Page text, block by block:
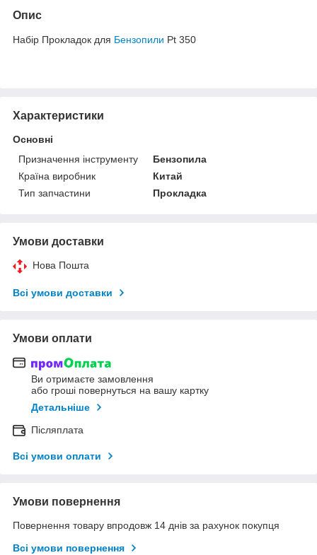
Опис
Набір Прокладок для Бензопили Pt 350
Характеристики
Основні
Призначення інструменту
Бензопила
Країна виробник
Китай
Тип запчастини
Прокладка
Умови доставки
Нова Пошта
Всі умови доставки
Умови оплати
Ви отримаєте замовлення
або гроші повернуться на вашу картку
Детальніше
Післяплата
Всі умови оплати
Умови повернення
Повернення товару впродовж 14 днів за рахунок покупця
Всі умови повернення